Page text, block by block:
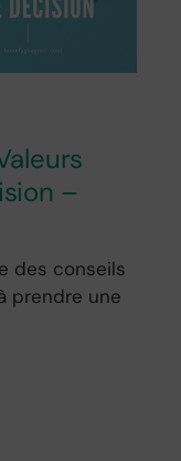
–
des conseils
prendre une